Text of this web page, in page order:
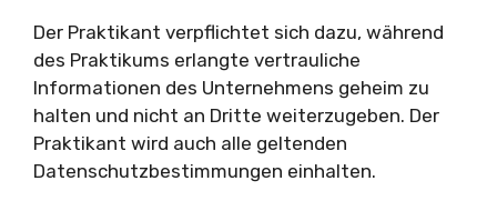
Der Praktikant verpflichtet sich dazu, während
des Praktikums erlangte vertrauliche
Informationen des Unternehmens geheim zu
halten und nicht an Dritte weiterzugeben. Der
Praktikant wird auch alle geltenden
Datenschutzbestimmungen einhalten.